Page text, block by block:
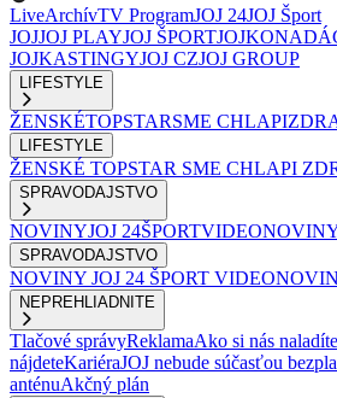
LiveArchívTV ProgramJOJ 24JOJ Šport
JOJJOJ PLAYJOJ ŠPORTJOJKO
JOJKASTINGYJOJ CZJOJ GROUP
LIFESTYLE
ŽENSKÉTOPSTARSME CHLAPI
LIFESTYLE
ŽENSKÉ TOPSTAR SME CHLAPI
SPRAVODAJSTVO
NOVINYJOJ 24ŠPORT
SPRAVODAJSTVO
NOVINY JOJ 24 ŠPORT
NEPREHLIADNITE
Tlačové správyReklamaAko si nás naladíte
nájdeteKariéraJOJ nebude súčasťou
anténuAkčný plán